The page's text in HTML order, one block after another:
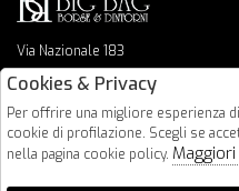
Via Nazionale 183
64026 Roseto Degli Abruzzi
info@bigbagshoponline.it
follow us
Cookies & Privacy
Per offrire una migliore esperienza
cookie di profilazione. Scegli se
nella pagina cookie policy.